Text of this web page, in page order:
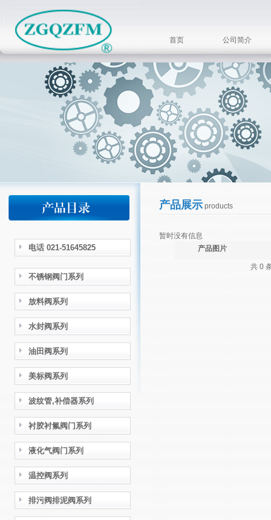
首页 公司简介
电话 021-51645825
不锈钢阀门系列
放料阀系列
水封阀系列
油田阀系列
美标阀系列
波纹管,补偿器系列
衬胶衬氟阀门系列
液化气阀门系列
温控阀系列
排污阀排泥阀系列
产品展示products
暂时没有信息
产品图片
共 0